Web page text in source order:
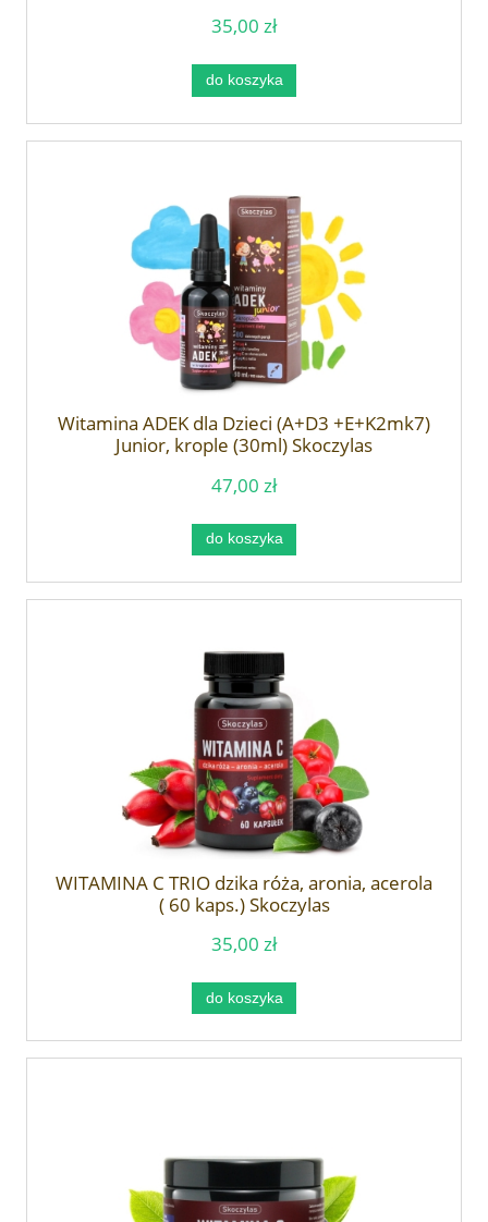
35,00 zł
do koszyka
Witamina ADEK dla Dzieci (A+D3 +E+K2mk7)
Junior, krople (30ml) Skoczylas
47,00 zł
do koszyka
WITAMINA C TRIO dzika róża, aronia, acerola
( 60 kaps.) Skoczylas
35,00 zł
do koszyka